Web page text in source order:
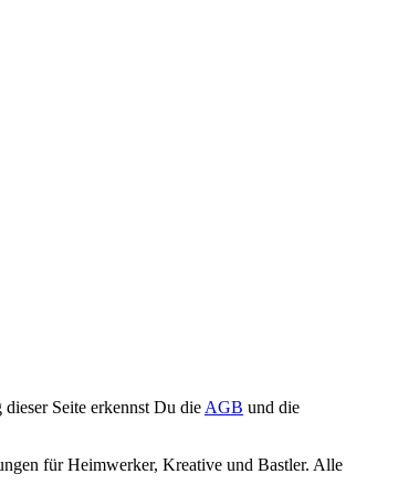
Seite erkennst Du die AGB und die
für Heimwerker, Kreative und Bastler. Alle